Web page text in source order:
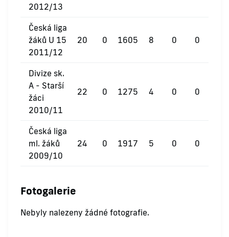
2012/13
Česká liga
žáků U 15
2011/12
20 0 1605 8 0 0
Divize sk.
A - Starší
žáci
2010/11
22 0 1275 4 0 0
Česká liga
ml. žáků
2009/10
24 0 1917 5 0 0
Fotogalerie
Nebyly nalezeny žádné fotografie.